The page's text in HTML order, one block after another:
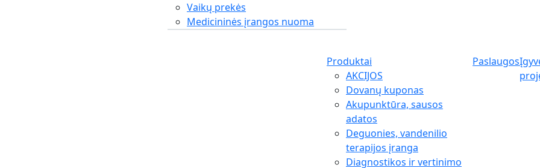
Vaikų prekės
Medicininės įrangos nuoma
Produktai
AKCIJOS
Dovanų kuponas
Akupunktūra, sausos
adatos
Deguonies, vandenilio
terapijos įranga
Diagnostikos ir vertinimo
Paslaugos